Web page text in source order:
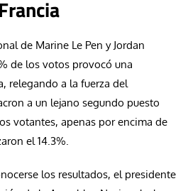
de Marine Le Pen y Jordan
de los votos provocó una
relegando a la fuerza del
a un lejano segundo puesto
votantes, apenas por encima de
el 14.3%.
los resultados, el presidente